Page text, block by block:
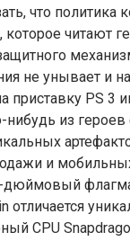
что
читают
не унывает и
приставку PS 3
нибудь из
и
отличается
CPU